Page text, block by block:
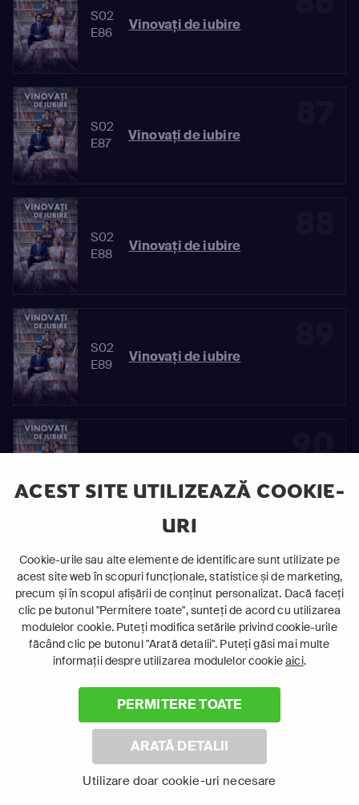
ACEST SITE UTILIZEAZĂ COOKIE-
URI
Cookie-urile sau alte elemente de identificare sunt utilizate pe
acest site web în scopuri funcționale, statistice și de marketing,
precum și în scopul afișării de conținut personalizat. Dacă faceți
clic pe butonul "Permitere toate", sunteți de acord cu utilizarea
modulelor cookie. Puteți modifica setările privind cookie-urile
făcând clic pe butonul "Arată detalii". Puteți găsi mai multe
informații despre utilizarea modulelor cookieaici.
PERMITERE TOATE
ARATĂ DETALII
Utilizare doar cookie-uri necesare
S02
E86
Vinovaţi de iubire
S02
E87
Vinovaţi de iubire
S02
E88
Vinovaţi de iubire
S02
E89
Vinovaţi de iubire
90
S02
91
S02
E91
Vinovaţi de iubire
92
Vinovaţi de iubire
S02